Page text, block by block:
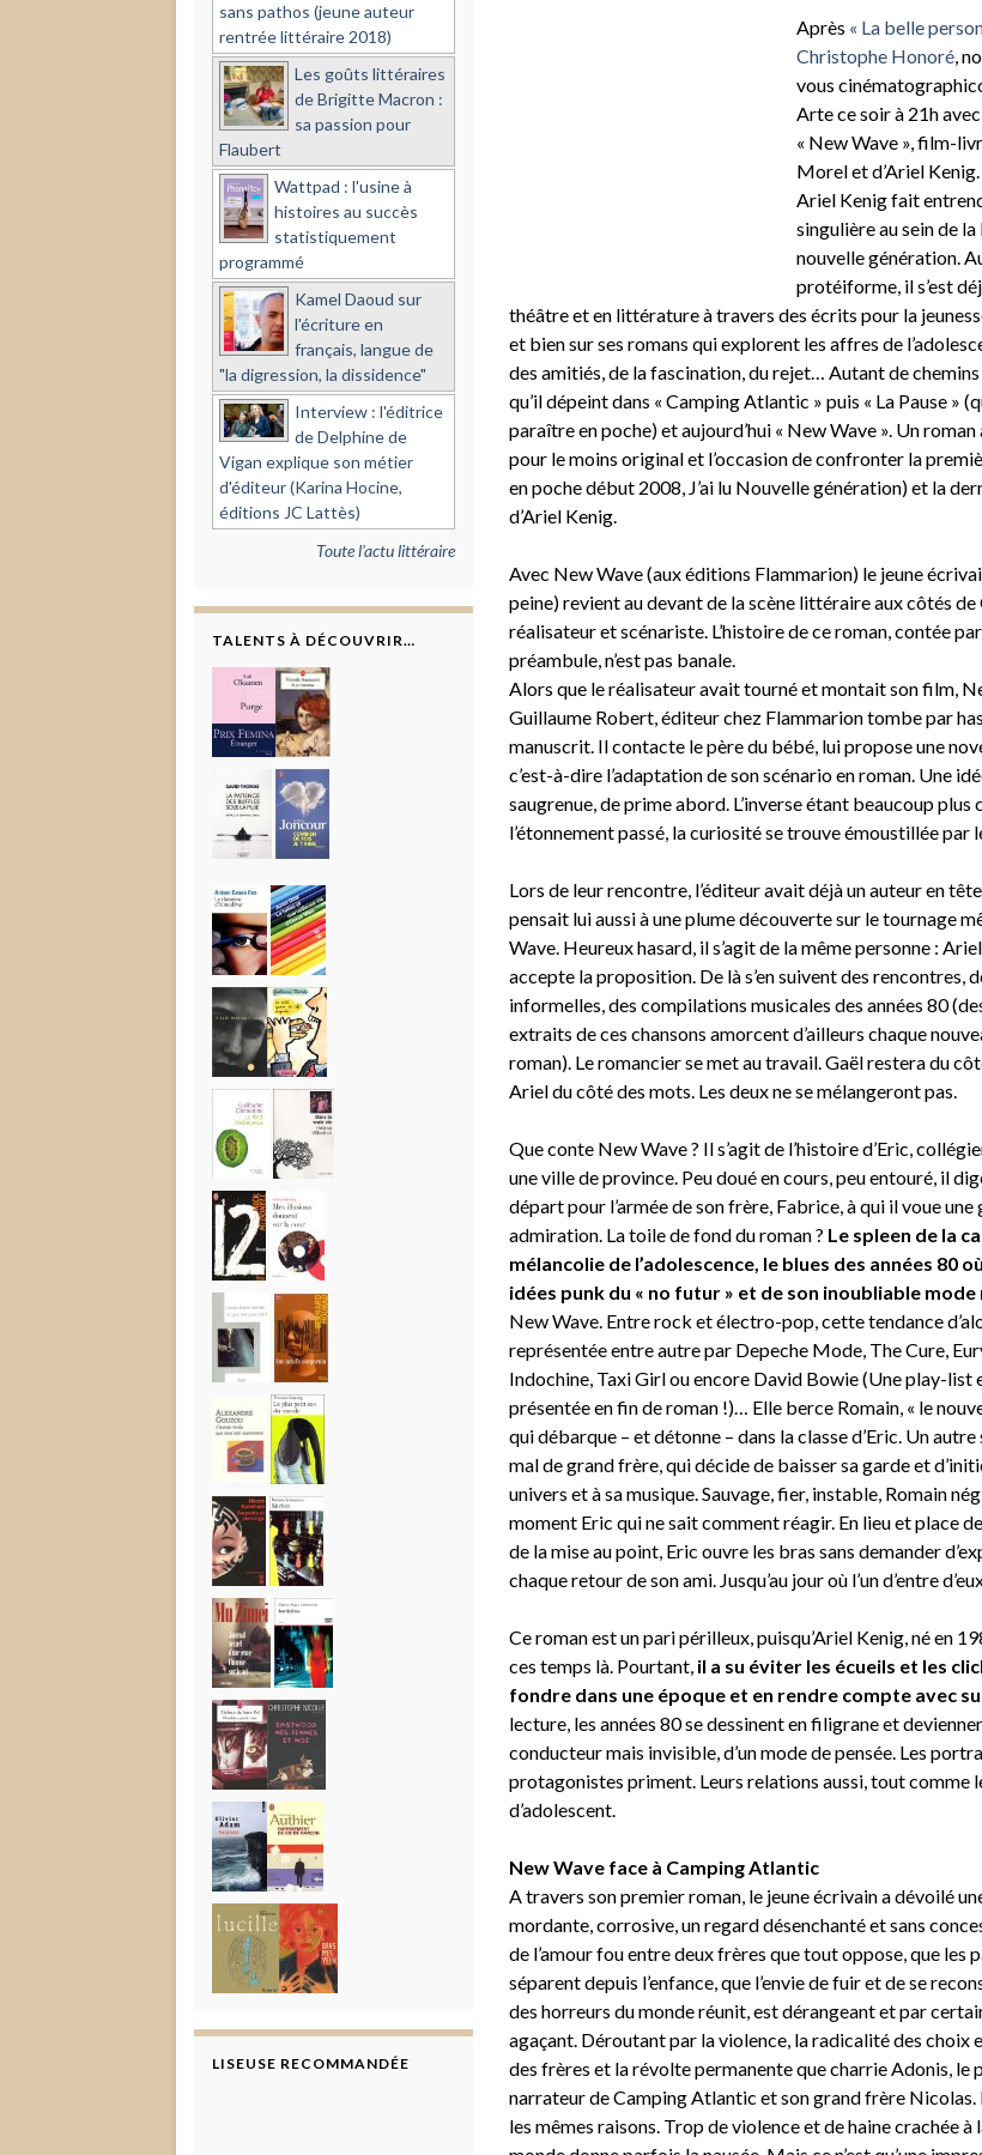
Après « La belle
Christophe Honoré,
vous
Arte ce soir à 21h
« New Wave », film-
Morel et d’Ariel
Ariel Kenig fait
singulière au sein de
nouvelle génération.
protéiforme, il s’est
théâtre et en littérature à travers des écrits pour la
et bien sur ses romans qui explorent les affres de
des amitiés, de la fascination, du rejet… Autant de
qu’il dépeint dans « Camping Atlantic » puis « La Pause »
paraître en poche) et aujourd’hui « New Wave ». Un roman
pour le moins original et l’occasion de confronter la
en poche début 2008, J’ai lu Nouvelle génération) et la
d’Ariel Kenig.
Avec New Wave (aux éditions Flammarion) le jeune
peine) revient au devant de la scène littéraire aux côtés
réalisateur et scénariste. L’histoire de ce roman, contée
préambule, n’est pas banale.
Alors que le réalisateur avait tourné et montait son film,
Guillaume Robert, éditeur chez Flammarion tombe par
manuscrit. Il contacte le père du bébé, lui propose une
c’est-à-dire l’adaptation de son scénario en roman. Une
saugrenue, de prime abord. L’inverse étant beaucoup plus
l’étonnement passé, la curiosité se trouve émoustillée par
Lors de leur rencontre, l’éditeur avait déjà un auteur en
pensait lui aussi à une plume découverte sur le tournage
Wave. Heureux hasard, il s’agit de la même personne :
accepte la proposition. De là s’en suivent des rencontres,
informelles, des compilations musicales des années 80
extraits de ces chansons amorcent d’ailleurs chaque
roman). Le romancier se met au travail. Gaël restera du
Ariel du côté des mots. Les deux ne se mélangeront pas.
Que conte New Wave ? Il s’agit de l’histoire d’Eric,
une ville de province. Peu doué en cours, peu entouré, il
départ pour l’armée de son frère, Fabrice, à qui il voue une
admiration. La toile de fond du roman ? Le spleen de la
mélancolie de l’adolescence, le blues des années 80
idées punk du « no futur » et de son inoubliable mode
New Wave. Entre rock et électro-pop, cette tendance
représentée entre autre par Depeche Mode, The Cure,
Indochine, Taxi Girl ou encore David Bowie (Une play-list
présentée en fin de roman !)… Elle berce Romain, « le
qui débarque – et détonne – dans la classe d’Eric. Un
mal de grand frère, qui décide de baisser sa garde et
univers et à sa musique. Sauvage, fier, instable, Romain
moment Eric qui ne sait comment réagir. En lieu et place
de la mise au point, Eric ouvre les bras sans demander
chaque retour de son ami. Jusqu’au jour où l’un d’entre
Ce roman est un pari périlleux, puisqu’Ariel Kenig, né en
ces temps là. Pourtant, il a su éviter les écueils et les
fondre dans une époque et en rendre compte avec
lecture, les années 80 se dessinent en filigrane et
conducteur mais invisible, d’un mode de pensée. Les
protagonistes priment. Leurs relations aussi, tout comme
d’adolescent.
New Wave face à Camping Atlantic
A travers son premier roman, le jeune écrivain a dévoilé
mordante, corrosive, un regard désenchanté et sans
de l’amour fou entre deux frères que tout oppose, que les
séparent depuis l’enfance, que l’envie de fuir et de se
des horreurs du monde réunit, est dérangeant et par
agaçant. Déroutant par la violence, la radicalité des choix
des frères et la révolte permanente que charrie Adonis, le
narrateur de Camping Atlantic et son grand frère
les mêmes raisons. Trop de violence et de haine crachée à
sans pathos (jeune auteur
rentrée littéraire 2018)
Les goûts littéraires
de Brigitte Macron :
sa passion pour
Flaubert
Wattpad : l'usine à
histoires au succès
statistiquement
programmé
Kamel Daoud sur
l'écriture en
français, langue de
"la digression, la dissidence"
Interview : l'éditrice
de Delphine de
Vigan explique son métier
d'éditeur (Karina Hocine,
éditions JC Lattès)
Toute l'actu littéraire
TALENTS À DÉCOUVRIR…
LISEUSE RECOMMANDÉE